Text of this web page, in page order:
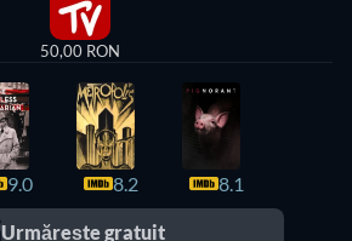
50,00 RON
9.0 8.2 8.1
Urmărește gratuit